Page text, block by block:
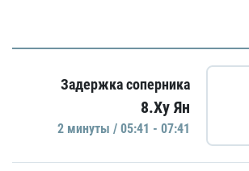
Задержка соперника
8.Ху Ян
2 минуты / 05:41 - 07:41